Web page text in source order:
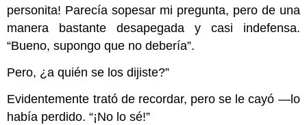
personita! Parecía sopesar mi pregunta, pero de una
manera bastante desapegada y casi indefensa.
“Bueno, supongo que no debería”.
Pero, ¿a quién se los dijiste?”
Evidentemente trató de recordar, pero se le cayó —lo
había perdido. “¡No lo sé!”